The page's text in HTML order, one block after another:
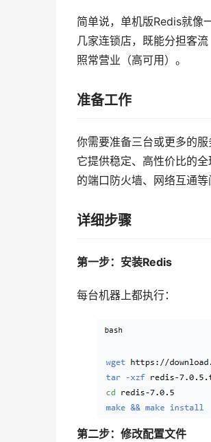
简单说，单机版Redis就像
几家连锁店，既能分担客
照常营业（高可用）。
准备工作
你需要准备三台或更多的
它提供稳定、高性价比的
的端口防火墙、网络互通等
详细步骤
第一步：安装Redis
每台机器上都执行：
第二步：修改配置文件